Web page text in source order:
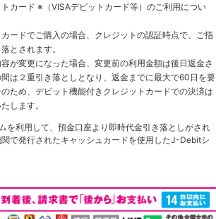
カード ※（VISAデビットカード等） のご利用につい
ードでご購入の場合、クレジットの認証時点で、ご指
とされます。
が変更になった場合、変更前の利用金額は後日返金さ
は２重引き落としとなり、返金までに最大で60日を要
ため、デビット機能付きクレジットカードでの決済は
します。
を利用して、預金口座より即時代金引き落としがされ
で発行されたキャッシュカードを使用したJ-Debitシ